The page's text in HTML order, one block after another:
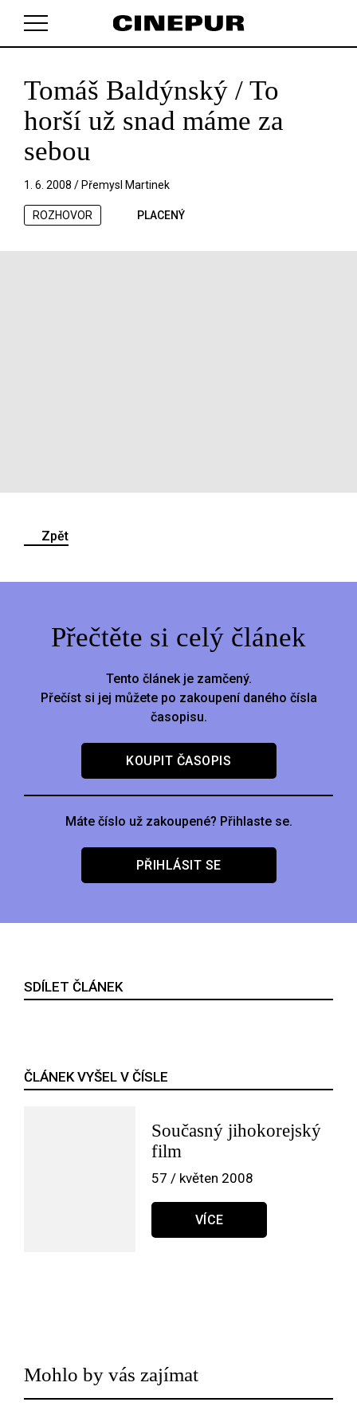
V košíku zatím nemáte žádné položky.
Tomáš Baldýnský / To
horší už snad máme za
sebou
1. 6. 2008 / Přemysl Martinek
ROZHOVOR PLACENÝ
Zpět
Přečtěte si celý článek
Tento článek je zamčený.
Přečíst si jej můžete po zakoupení daného čísla
časopisu.
KOUPIT ČASOPIS
Máte číslo už zakoupené? Přihlaste se.
PŘIHLÁSIT SE
SDÍLET ČLÁNEK
ČLÁNEK VYŠEL V ČÍSLE
Současný jihokorejský
film
57 / květen 2008
VÍCE
Mohlo by vás zajímat